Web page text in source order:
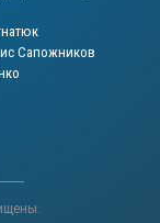
Сапожников